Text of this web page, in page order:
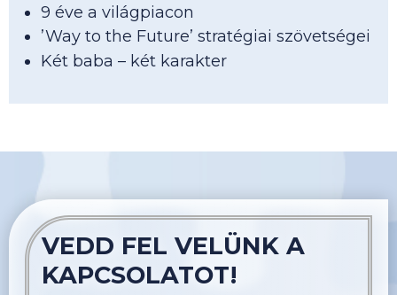
9 éve a világpiacon
’Way to the Future’ stratégiai szövetségei
Két baba – két karakter
VEDD FEL VELÜNK A
KAPCSOLATOT!